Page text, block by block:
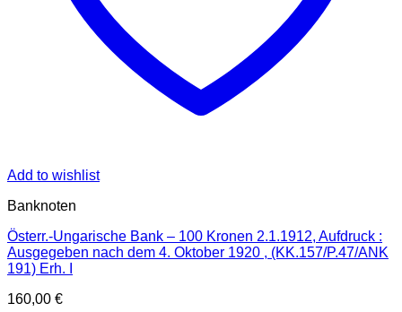
Add to wishlist
Banknoten
Österr.-Ungarische Bank – 100 Kronen 2.1.1912, Aufdruck :
Ausgegeben nach dem 4. Oktober 1920 , (KK.157/P.47/ANK
191) Erh. I
160,00 €